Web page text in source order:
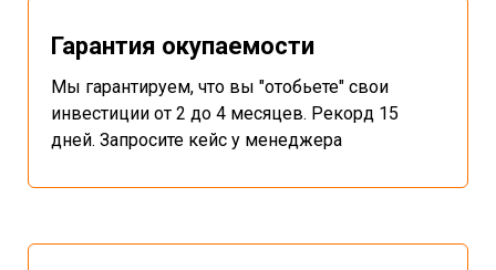
Гарантия окупаемости
Мы гарантируем, что вы "отобьете" свои
инвестиции от 2 до 4 месяцев. Рекорд 15
дней. Запросите кейс у менеджера